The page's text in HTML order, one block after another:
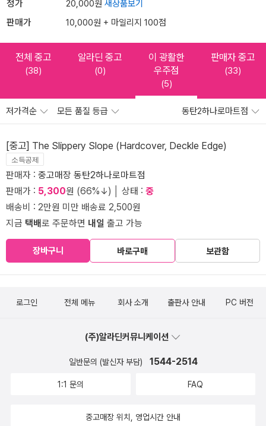
정가 20,000원 새상품보기
판매가 10,000원 + 마일리지 100점
전체 중고
(38)
알라딘 중고
(0)
이 광활한
우주점
(5)
판매자 중고
(33)
저가격순 모든 품질 등급 동탄2하나로마트점
[중고] The Slippery Slope (Hardcover, Deckle Edge)
소득공제
판매자 : 중고매장 동탄2하나로마트점
판매가 : 5,300원 (66%↓) │ 상태 : 중
배송비 : 2만원 미만 배송료 2,500원
지금 택배로 주문하면 내일 출고 가능
장바구니 바로구매 보관함
로그인 전체 메뉴 회사 소개 출판사 안내 PC 버전
(주)알라딘커뮤니케이션
일반문의 (발신자 부담) 1544-2514
1:1 문의 FAQ
중고매장 위치, 영업시간 안내